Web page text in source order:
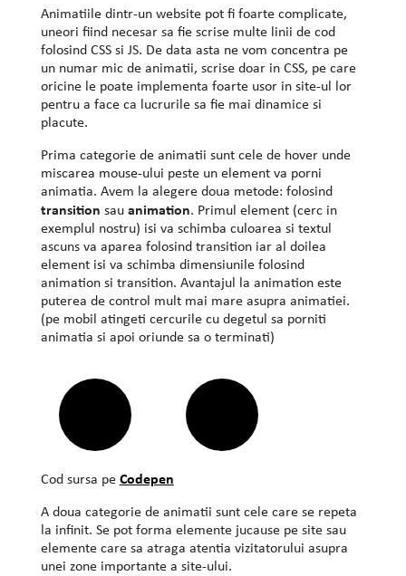
Animatiile dintr-un website pot fi foarte complicate,
uneori fiind necesar sa fie scrise multe linii de cod
folosind CSS si JS. De data asta ne vom concentra pe
un numar mic de animatii, scrise doar in CSS, pe care
oricine le poate implementa foarte usor in site-ul lor
pentru a face ca lucrurile sa fie mai dinamice si
placute.
Prima categorie de animatii sunt cele de hover unde
miscarea mouse-ului peste un element va porni
animatia. Avem la alegere doua metode: folosind
transition sauanimation. Primul element (cerc in
exemplul nostru) isi va schimba culoarea si textul
ascuns va aparea folosind transition iar al doilea
element isi va schimba dimensiunile folosind
animation si transition. Avantajul la animation este
puterea de control mult mai mare asupra animatiei.
(pe mobil atingeti cercurile cu degetul sa porniti
animatia si apoi oriunde sa o terminati)
Cod sursa peCodepen
A doua categorie de animatii sunt cele care se repeta
la infinit. Se pot forma elemente jucause pe site sau
elemente care sa atraga atentia vizitatorului asupra
unei zone importante a site-ului.